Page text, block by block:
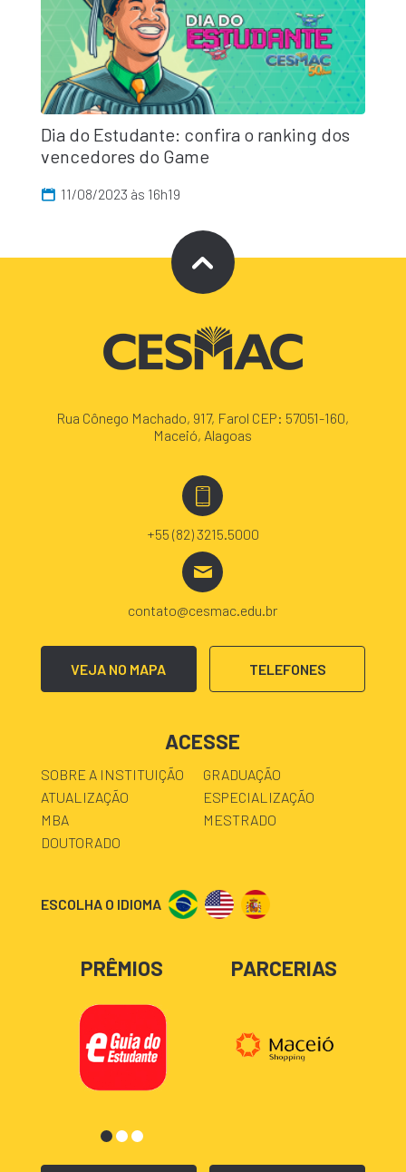
Dia do Estudante: confira o ranking dos
vencedores do Game
11/08/2023 às 16h19
Rua Cônego Machado, 917, Farol CEP: 57051-160,
Maceió, Alagoas
+55 (82) 3215.5000
contato@cesmac.edu.br
VEJA NO MAPA TELEFONES
ACESSE
SOBRE A INSTITUIÇÃO
GRADUAÇÃO
ATUALIZAÇÃO
ESPECIALIZAÇÃO
MBA
MESTRADO
DOUTORADO
ESCOLHA O IDIOMA
PRÊMIOS PARCERIAS